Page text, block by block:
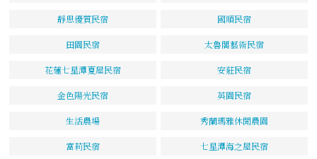
靜思優質民宿 國順民宿
田園民宿 太魯閣藝術民宿
花蓮七星潭夏屋民宿 安莊民宿
金色陽光民宿 英園民宿
生活農場 秀蘭瑪雅休閒農園
富莉民宿 七星潭海之屋民宿